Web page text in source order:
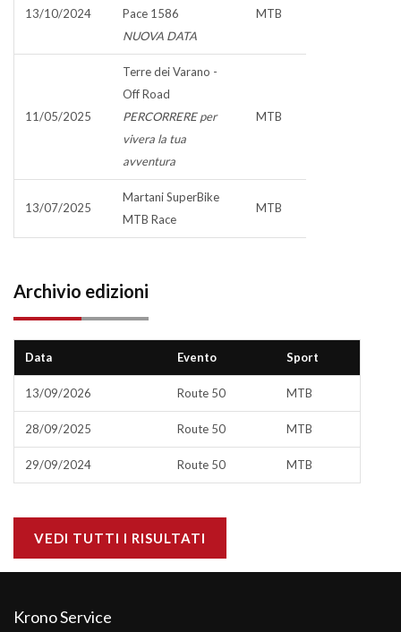
13/10/2024
Pace 1586
NUOVA DATA
MTB
11/05/2025
Terre dei Varano -
Off Road
PERCORRERE per
vivera la tua
avventura
MTB
13/07/2025
Martani SuperBike
MTB Race
MTB
Archivio edizioni
Data Evento Sport
13/09/2026 Route 50 MTB
28/09/2025 Route 50 MTB
29/09/2024 Route 50 MTB
VEDI TUTTI I RISULTATI
Krono Service